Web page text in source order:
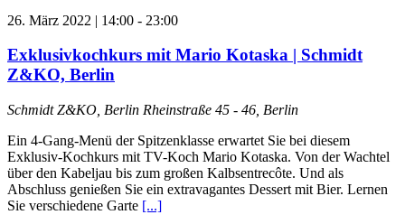
26. März 2022 | 14:00 - 23:00
Exklusivkochkurs mit Mario Kotaska | Schmidt
Z&KO, Berlin
Schmidt Z&KO, Berlin Rheinstraße 45 - 46, Berlin
Ein 4-Gang-Menü der Spitzenklasse erwartet Sie bei diesem
Exklusiv-Kochkurs mit TV-Koch Mario Kotaska. Von der Wachtel
über den Kabeljau bis zum großen Kalbsentrecôte. Und als
Abschluss genießen Sie ein extravagantes Dessert mit Bier. Lernen
Sie verschiedene Garte [...]